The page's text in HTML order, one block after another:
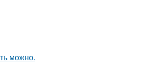
можно.